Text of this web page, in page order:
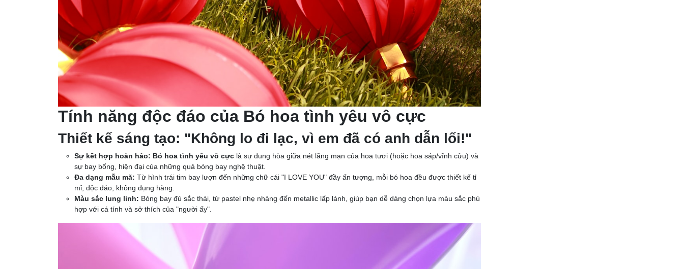
Tính năng độc đáo của Bó hoa tình yêu vô cực
Thiết kế sáng tạo: "Không lo đi lạc, vì em đã có anh dẫn lối!"
Sự kết hợp hoàn hảo: Bó hoa tình yêu vô cực là sự dung hòa giữa nét lãng mạn của hoa tươi (hoặc hoa sáp/vĩnh cửu) và
sự bay bổng, hiện đại của những quả bóng bay nghệ thuật.
Đa dạng mẫu mã: Từ hình trái tim bay lượn đến những chữ cái "I LOVE YOU" đầy ấn tượng, mỗi bó hoa đều được thiết kế tỉ
mỉ, độc đáo, không đụng hàng.
Màu sắc lung linh: Bóng bay đủ sắc thái, từ pastel nhẹ nhàng đến metallic lấp lánh, giúp bạn dễ dàng chọn lựa màu sắc phù
hợp với cá tính và sở thích của "người ấy".